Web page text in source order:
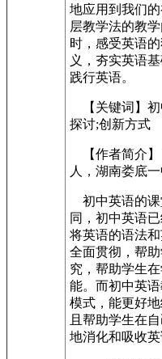
地应用到我们
层教学法的教
时，感受英语
义，夯实英语
践行英语。
【关键词】初
探讨;创新方式
【作者简介】
人，湖南娄底
初中英语的课
同，初中英语
将英语的语法
全面贯彻，帮
究，帮助学生
能。而初中英
模式，能更好
且帮助学生在
地消化和吸收英